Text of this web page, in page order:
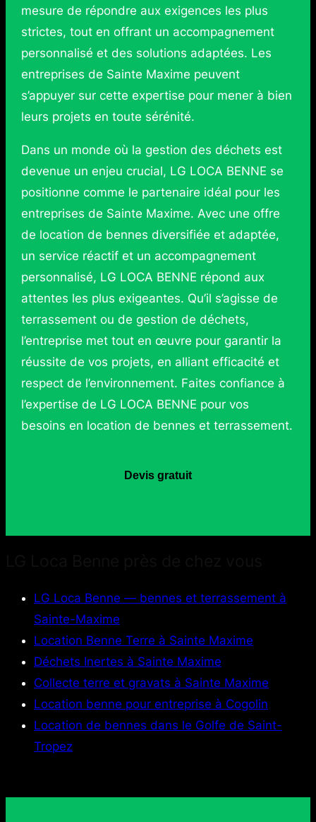
mesure de répondre aux exigences les plus
strictes, tout en offrant un accompagnement
personnalisé et des solutions adaptées. Les
entreprises de Sainte Maxime peuvent
s’appuyer sur cette expertise pour mener à bien
leurs projets en toute sérénité.
Dans un monde où la gestion des déchets est
devenue un enjeu crucial, LG LOCA BENNE se
positionne comme le partenaire idéal pour les
entreprises de Sainte Maxime. Avec une offre
de location de bennes diversifiée et adaptée,
un service réactif et un accompagnement
personnalisé, LG LOCA BENNE répond aux
attentes les plus exigeantes. Qu’il s’agisse de
terrassement ou de gestion de déchets,
l’entreprise met tout en œuvre pour garantir la
réussite de vos projets, en alliant efficacité et
respect de l’environnement. Faites confiance à
l’expertise de LG LOCA BENNE pour vos
besoins en location de bennes et terrassement.
Devis gratuit
LG Loca Benne — bennes et terrassement à
Sainte-Maxime
Location Benne Terre à Sainte Maxime
Déchets Inertes à Sainte Maxime
Collecte terre et gravats à Sainte Maxime
Location benne pour entreprise à Cogolin
Location de bennes dans le Golfe de Saint-
Tropez